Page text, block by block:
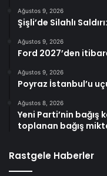
Ağustos 9, 2026
Şişli’de Silahlı
Ağustos 9, 2026
Ford 2027’den
Ağustos 9, 2026
Poyraz İstanbul’u
Ağustos 8, 2026
Yeni Parti’nin
toplanan bağış
Rastgele Haberler